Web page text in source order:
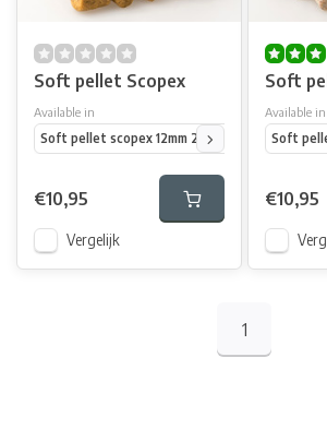
Soft pellet Scopex
Available in
Soft pellet scopex 12mm 2,5 kg
Soft pellet
€10,95
Vergelijk
Soft
Available in
Soft
€10,95
1